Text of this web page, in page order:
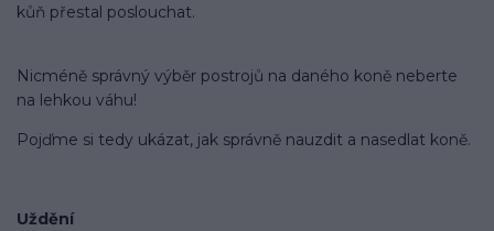
kůň přestal poslouchat.
Nicméně správný výběr postrojů na daného koně neberte
na lehkou váhu!
Pojďme si tedy ukázat, jak správně nauzdit a nasedlat koně.
Uždění